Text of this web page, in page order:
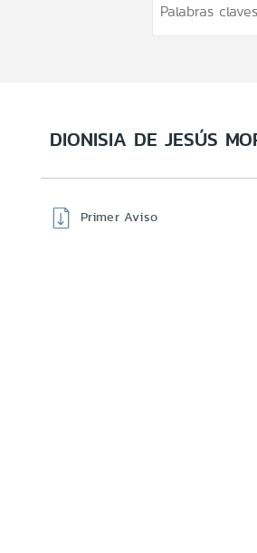
DIONISIA DE JESÚS
Primer Aviso